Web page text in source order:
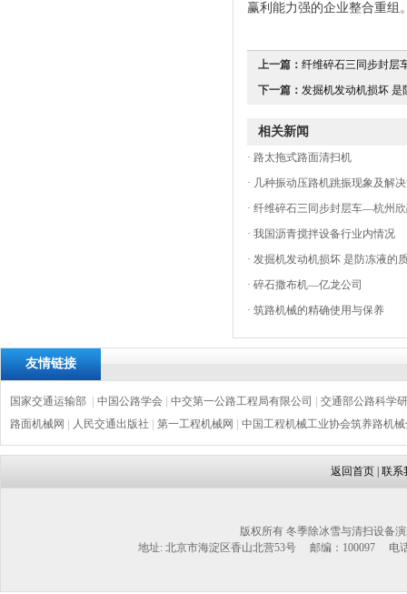
赢利能力强的企业整合重组
上一篇： 纤维碎石三同步封层
下一篇： 发掘机发动机损坏 是
相关新闻
· 路太拖式路面清扫机
· 几种振动压路机跳振现象及解
· 纤维碎石三同步封层车—杭州
· 我国沥青搅拌设备行业内情况
· 发掘机发动机损坏 是防冻液的
· 碎石撒布机—亿龙公司
· 筑路机械的精确使用与保养
友情链接
国家交通运输部 中国公路学会 中交第一公路工程局有限公司
交通部公路科学
路面机械网
人民交通出版社 第一工程机械网 中国工程机械工业协会筑养路机
返回首页 联系
版权所有 冬季除冰雪与清扫设备
地址: 北京市海淀区香山北营53号 邮编：100097 电